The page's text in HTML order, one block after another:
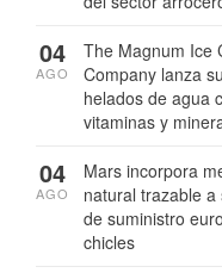
The Magnum Ice
Company lanza
helados de agua
vitaminas y
04
AGO
Mars incorpora
natural trazable a
de suministro
chicles
04
AGO